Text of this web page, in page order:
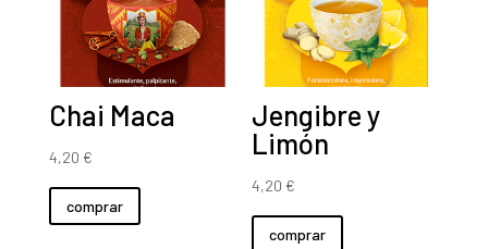
Chai Maca
4,20 €
comprar
Jengibre y
Limón
4,20 €
comprar